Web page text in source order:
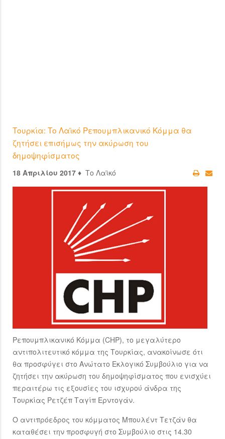
Τουρκία: Το Λαϊκό Ρεπουμπλικανικό Κόμμα θα
ζητήσει επισήμως την ακύρωση του
δημοψηφίσματος
18 Απριλίου 2017 ♦ Το Λαϊκό
Ρεπουμπλικανικό Κόμμα (CHP), το μεγαλύτερο
αντιπολιτευτικό κόμμα της Τουρκίας, ανακοίνωσε ότι
θα προσφύγει στο Ανώτατο Εκλογικό Συμβούλιο για να
ζητήσει την ακύρωση του δημοψηφίσματος που ενισχύει
περαιτέρω τις εξουσίες του ισχυρού άνδρα της
Τουρκίας Ρετζέπ Ταγίπ Ερντογάν.
Ο αντιπρόεδρος του κόμματος Μπουλέντ Τετζάν θα
καταθέσει την προσφυγή στο Συμβούλιο στις 14.30